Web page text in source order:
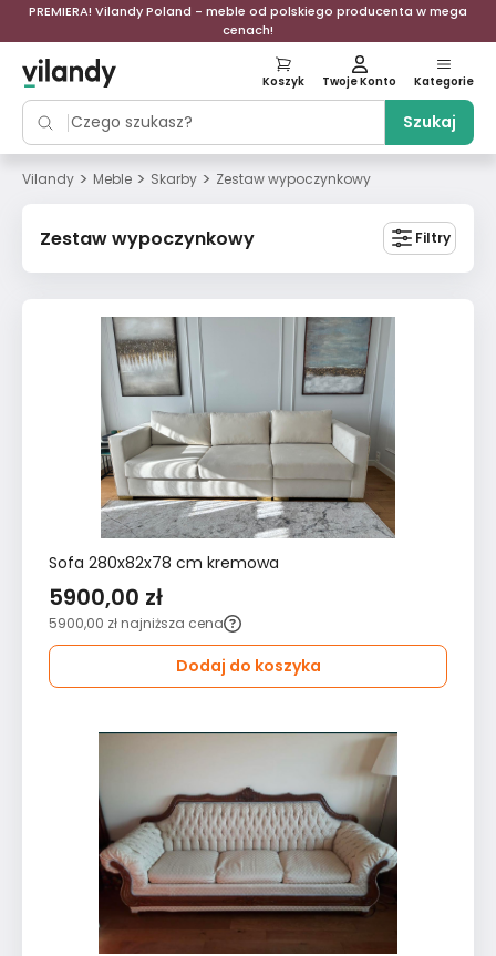
PREMIERA! Vilandy Poland - meble od polskiego producenta w mega
cenach!
Szukaj
Koszyk Twoje Konto Kategorie
Vilandy > Meble > Skarby > Zestaw wypoczynkowy
Zestaw wypoczynkowy Filtry
Sofa 280x82x78 cm kremowa
5900,00 zł
5900,00 zł najniższa cena
Dodaj do koszyka